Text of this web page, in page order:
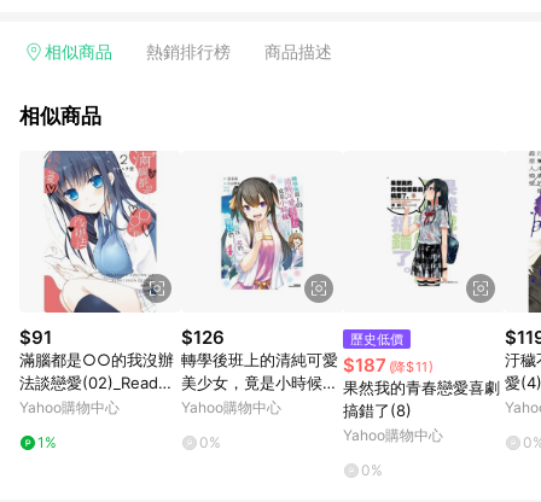
電玩/遊戲/相機/單眼/鏡頭/拍立得 [2024/6/1起適用] -內接硬
的購回饋活動享Yahoo超贈點回饋者 - 購物中心商店之商品：商
3. 訂單回饋金額將扣除運費/購物金/超贈點/福利金/紅利折抵/折
價券等虛擬貨幣折抵 4. 大宗採購或批發轉賣不具回饋資格： 如
有相關事證認定您為大宗採購、批發轉賣而非最終消費使用者，
相關認定以Yahoo購物中心之認定為準
相似商品 熱銷排行榜 商品描述
相似商品
$91
滿腦都是○○的我沒辦
法談戀愛(02)_Readmo
o 讀墨電子書
Yahoo購物中心
1%
$126
轉學後班上的清純可愛
美少女，竟是小時候玩
在一起的哥兒們(4)
Yahoo購物中心
0%
歷史低價
$187 (降$11)
果然我的青春戀愛喜劇
搞錯了(8)
Yahoo購物中心
0%
汙穢
愛(4)